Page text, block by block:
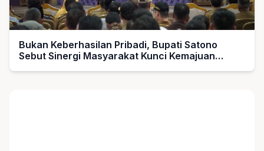
Bukan Keberhasilan Pribadi, Bupati Satono
Sebut Sinergi Masyarakat Kunci Kemajuan